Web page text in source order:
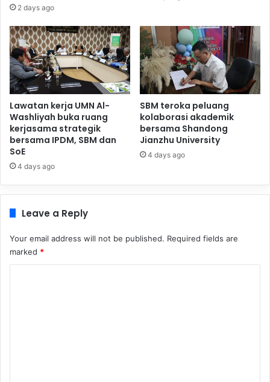
2 days ago
Lawatan kerja UMN Al-
Washliyah buka ruang
kerjasama strategik
bersama IPDM, SBM dan
SoE
4 days ago
SBM teroka peluang
kolaborasi akademik
bersama Shandong
Jianzhu University
4 days ago
Leave a Reply
Your email address will not be published. Required fields are
marked *